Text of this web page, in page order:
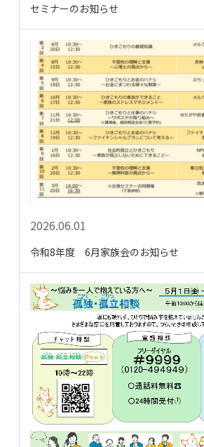
セミナーのお知らせ
2026.06.01
令和8年度 6月家族会のお知らせ